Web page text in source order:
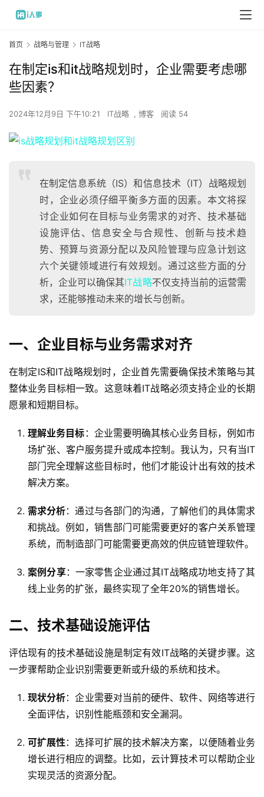
首页 战略与管理 IT战略
在制定is和it战略规划时，企业需要考虑哪
些因素？
2024年12月9日 下午10:21 IT战略 , 博客 阅读 54
在制定信息系统（IS）和信息技术（IT）战略规划
时，企业必须仔细平衡多方面的因素。本文将探
讨企业如何在目标与业务需求的对齐、技术基础
设施评估、信息安全与合规性、创新与技术趋
势、预算与资源分配以及风险管理与应急计划这
六个关键领域进行有效规划。通过这些方面的分
析，企业可以确保其IT战略不仅支持当前的运营需
求，还能够推动未来的增长与创新。
一、企业目标与业务需求对齐
在制定IS和IT战略规划时，企业首先需要确保技术策略与其
整体业务目标相一致。这意味着IT战略必须支持企业的长期
愿景和短期目标。
理解业务目标 ：企业需要明确其核心业务目标，例如市
场扩张、客户服务提升或成本控制。我认为，只有当IT
部门完全理解这些目标时，他们才能设计出有效的技术
解决方案。
需求分析：通过与各部门的沟通，了解他们的具体需求
和挑战。例如，销售部门可能需要更好的客户关系管理
系统，而制造部门可能需要更高效的供应链管理软件。
案例分享：一家零售企业通过其IT战略成功地支持了其
线上业务的扩张，最终实现了全年20%的销售增长。
二、技术基础设施评估
评估现有的技术基础设施是制定有效IT战略的关键步骤。这
一步骤帮助企业识别需要更新或升级的系统和技术。
现状分析：企业需要对当前的硬件、软件、网络等进行
全面评估，识别性能瓶颈和安全漏洞。
可扩展性：选择可扩展的技术解决方案，以便随着业务
增长进行相应的调整。比如，云计算技术可以帮助企业
实现灵活的资源分配。